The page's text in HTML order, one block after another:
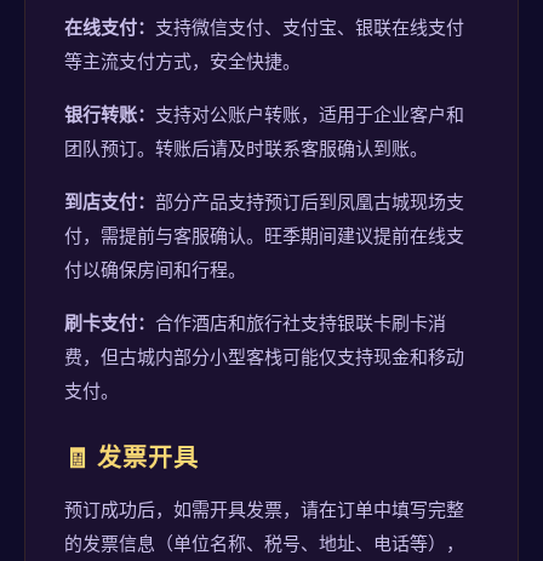
在线支付： 支持微信支付、支付宝、银联在线支付
等主流支付方式，安全快捷。
银行转账： 支持对公账户转账，适用于企业客户和
团队预订。转账后请及时联系客服确认到账。
到店支付： 部分产品支持预订后到凤凰古城现场支
付，需提前与客服确认。旺季期间建议提前在线支
付以确保房间和行程。
刷卡支付： 合作酒店和旅行社支持银联卡刷卡消
费，但古城内部分小型客栈可能仅支持现金和移动
支付。
🧾 发票开具
预订成功后，如需开具发票，请在订单中填写完整
的发票信息（单位名称、税号、地址、电话等），